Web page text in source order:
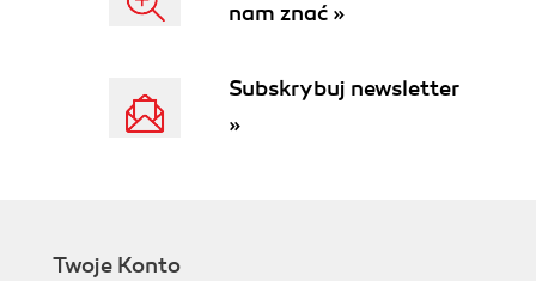
nam znać »
Subskrybuj newsletter
»
Twoje Konto